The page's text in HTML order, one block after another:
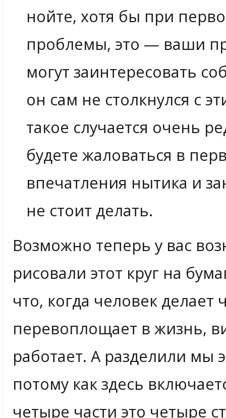
нойте, хотя бы при
проблемы, это — ваши
могут заинтересовать
он сам не столкнулся с
такое случается очень
будете жаловаться в
впечатления нытика и
не стоит делать.
Возможно теперь у вас
рисовали этот круг на
что, когда человек делает
перевоплощает в жизнь,
работает. А разделили мы
потому как здесь
четыре части это четыре